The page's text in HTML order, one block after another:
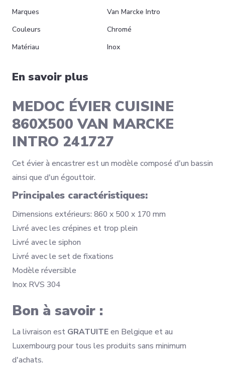
Marques
Van Marcke Intro
Couleurs
Chromé
Matériau
Inox
En savoir plus
MEDOC ÉVIER CUISINE
860X500 VAN MARCKE
INTRO 241727
Cet évier à encastrer est un modèle composé d'un bassin
ainsi que d'un égouttoir.
Principales caractéristiques:
Dimensions extérieurs: 860 x 500 x 170 mm
Livré avec les crépines et trop plein
Livré avec le siphon
Livré avec le set de fixations
Modèle réversible
Inox RVS 304
Bon à savoir :
La livraison est GRATUITEen Belgique et au
Luxembourg pour tous les produits sans minimum
d'achats.